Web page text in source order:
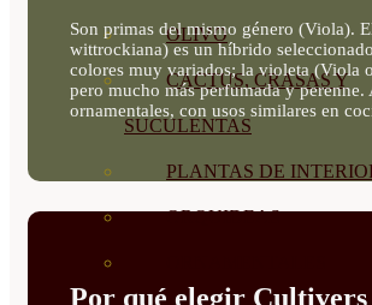
OLIVO
CACTUS, CRASAS Y
SUCULENTAS
PLANTAS DE
ORQUIDEAS
Son primas del mismo género (Viola).
wittrockiana) es un híbrido
colores muy variados; la violeta (Viola
pero mucho más perfumada y perenne.
ornamentales, con usos similares en
Por qué elegir Cultivers